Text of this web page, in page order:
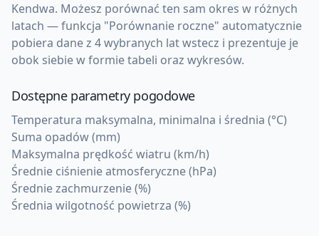
Kendwa. Możesz porównać ten sam okres w różnych
latach — funkcja "Porównanie roczne" automatycznie
pobiera dane z 4 wybranych lat wstecz i prezentuje je
obok siebie w formie tabeli oraz wykresów.
Dostępne parametry pogodowe
Temperatura maksymalna, minimalna i średnia (°C)
Suma opadów (mm)
Maksymalna prędkość wiatru (km/h)
Średnie ciśnienie atmosferyczne (hPa)
Średnie zachmurzenie (%)
Średnia wilgotność powietrza (%)